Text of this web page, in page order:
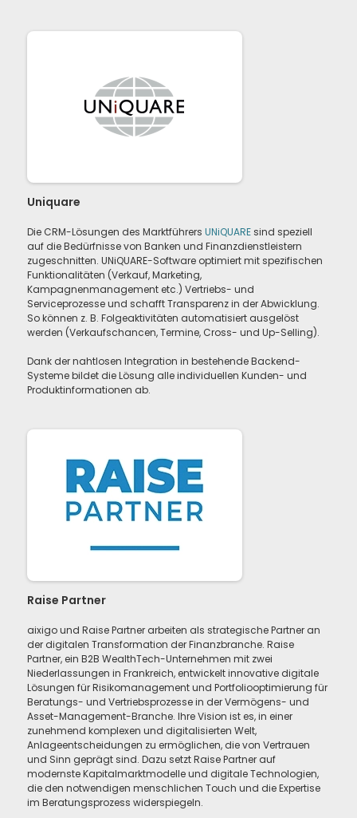
Uniquare
Die CRM-Lösungen des Marktführers UNiQUAREsind speziell
auf die Bedürfnisse von Banken und Finanzdienstleistern
zugeschnitten. UNiQUARE-Software optimiert mit spezifischen
Funktionalitäten (Verkauf, Marketing,
Kampagnenmanagement etc.) Vertriebs- und
Serviceprozesse und schafft Transparenz in der Abwicklung.
So können z. B. Folgeaktivitäten automatisiert ausgelöst
werden (Verkaufschancen, Termine, Cross- und Up-Selling).
Dank der nahtlosen Integration in bestehende Backend-
Systeme bildet die Lösung alle individuellen Kunden- und
Produktinformationen ab.
Raise Partner
aixigo und Raise Partner arbeiten als strategische Partner an
der digitalen Transformation der Finanzbranche. Raise
Partner, ein B2B WealthTech-Unternehmen mit zwei
Niederlassungen in Frankreich, entwickelt innovative digitale
Lösungen für Risikomanagement und Portfoliooptimierung für
Beratungs- und Vertriebsprozesse in der Vermögens- und
Asset-Management-Branche. Ihre Vision ist es, in einer
zunehmend komplexen und digitalisierten Welt,
Anlageentscheidungen zu ermöglichen, die von Vertrauen
und Sinn geprägt sind. Dazu setzt Raise Partner auf
modernste Kapitalmarktmodelle und digitale Technologien,
die den notwendigen menschlichen Touch und die Expertise
im Beratungsprozess widerspiegeln.